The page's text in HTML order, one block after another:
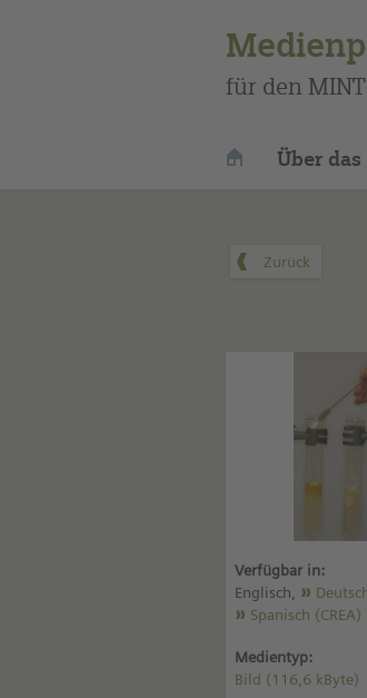
für den
Über
Verfügbar in:
Englisch,
Spanisch (CREA)
Medientyp:
Bild (116,6 kByte)